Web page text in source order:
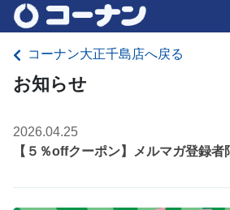
コーナン大正千島店へ戻る
お知らせ
2026.04.25
【５％offクーポン】メルマガ登録者